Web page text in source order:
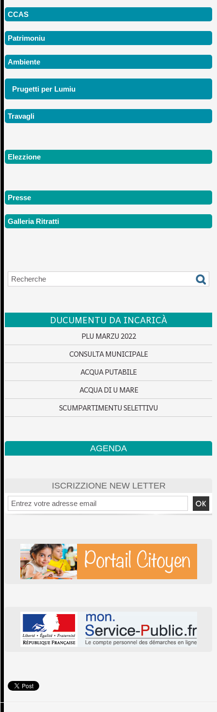
CCAS
Patrimoniu
Ambiente
Prugetti per Lumiu
Travagli
Elezzione
Presse
Galleria Ritratti
DUCUMENTU DA INCARICÀ
PLU MARZU 2022
CONSULTA MUNICIPALE
ACQUA PUTABILE
ACQUA DI U MARE
SCUMPARTIMENTU SELETTIVU
AGENDA
ISCRIZZIONE NEW LETTER